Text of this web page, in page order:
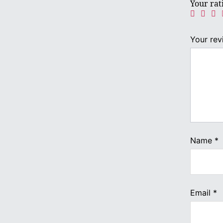
Your
Your
Name *
Email *